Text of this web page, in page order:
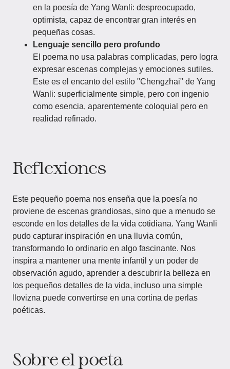
en la poesía de Yang Wanli: despreocupado,
optimista, capaz de encontrar gran interés en
pequeñas cosas.
Lenguaje sencillo pero profundo
El poema no usa palabras complicadas, pero logra
expresar escenas complejas y emociones sutiles.
Este es el encanto del estilo "Chengzhai" de Yang
Wanli: superficialmente simple, pero con ingenio
como esencia, aparentemente coloquial pero en
realidad refinado.
Reflexiones
Este pequeño poema nos enseña que la poesía no
proviene de escenas grandiosas, sino que a menudo se
esconde en los detalles de la vida cotidiana. Yang Wanli
pudo capturar inspiración en una lluvia común,
transformando lo ordinario en algo fascinante. Nos
inspira a mantener una mente infantil y un poder de
observación agudo, aprender a descubrir la belleza en
los pequeños detalles de la vida, incluso una simple
llovizna puede convertirse en una cortina de perlas
poéticas.
Sobre el poeta​